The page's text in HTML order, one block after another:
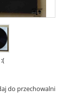
do przechowalni